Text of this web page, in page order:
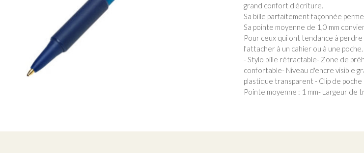
grand confort d'écriture.
Sa bille parfaitement façonnée
Sa pointe moyenne de 1,0 mm
Pour ceux qui ont tendance à
l'attacher à un cahier ou à une poche.
- Stylo bille rétractable- Zone de
confortable- Niveau d'encre visible
plastique transparent - Clip de
Pointe moyenne : 1 mm- Largeur de